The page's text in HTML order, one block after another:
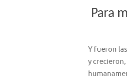
Para
Y fueron
y crecieron,